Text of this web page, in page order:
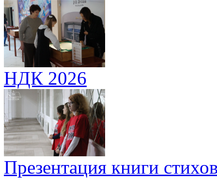
НДК 2026
Презентация книги